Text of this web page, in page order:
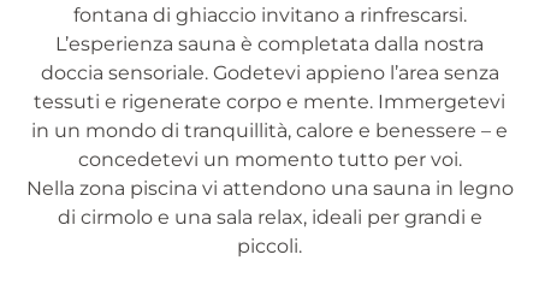
fontana di ghiaccio invitano a rinfrescarsi.
L’esperienza sauna è completata dalla nostra
doccia sensoriale. Godetevi appieno l’area senza
tessuti e rigenerate corpo e mente. Immergetevi
in un mondo di tranquillità, calore e benessere – e
concedetevi un momento tutto per voi.
Nella zona piscina vi attendono una sauna in legno
di cirmolo e una sala relax, ideali per grandi e
piccoli.